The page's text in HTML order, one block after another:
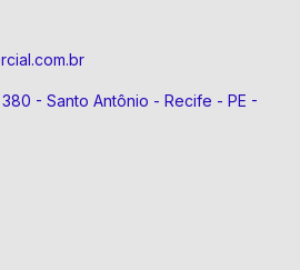
- Santo Antônio - Recife - PE -